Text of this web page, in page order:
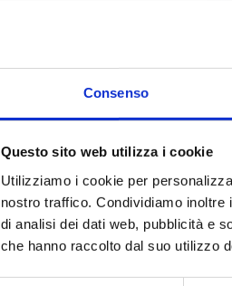
Consenso
Questo sito web utilizza i cookie
Utilizziamo i cookie per
nostro traffico. Condividiamo
di analisi dei dati web, pubblicità e
che hanno raccolto dal suo utilizzo